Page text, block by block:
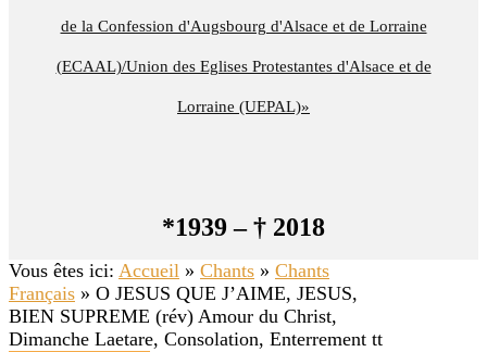
de la Confession d'Augsbourg d'Alsace et de Lorraine
(ECAAL)/Union des Eglises Protestantes d'Alsace et de
Lorraine (UEPAL)»
*1939 – † 2018
Vous êtes ici: Accueil » Chants » Chants
Français » O JESUS QUE J’AIME, JESUS,
BIEN SUPREME (rév) Amour du Christ,
Dimanche Laetare, Consolation, Enterrement tt